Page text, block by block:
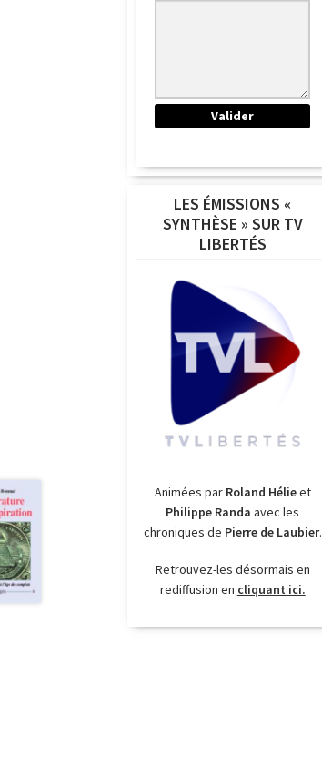
LES ÉMISSIONS «
SYNTHÈSE » SUR TV
LIBERTÉS
Animées par Roland Hélieet
Philippe Randa avec les
chroniques de Pierre de Laubier.
Retrouvez-les désormais en
rediffusion en cliquant ici.